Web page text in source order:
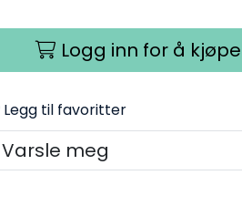
Logg inn for å kjøpe
Legg til favoritter
Varsle meg